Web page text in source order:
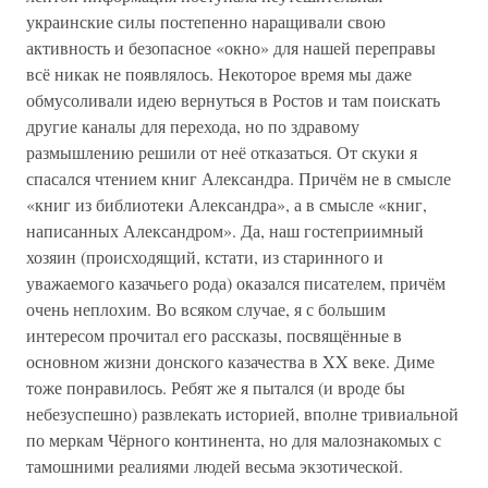
украинские силы постепенно наращивали свою
активность и безопасное «окно» для нашей переправы
всё никак не появлялось. Некоторое время мы даже
обмусоливали идею вернуться в Ростов и там поискать
другие каналы для перехода, но по здравому
размышлению решили от неё отказаться. От скуки я
спасался чтением книг Александра. Причём не в смысле
«книг из библиотеки Александра», а в смысле «книг,
написанных Александром». Да, наш гостеприимный
хозяин (происходящий, кстати, из старинного и
уважаемого казачьего рода) оказался писателем, причём
очень неплохим. Во всяком случае, я с большим
интересом прочитал его рассказы, посвящённые в
основном жизни донского казачества в XX веке. Диме
тоже понравилось. Ребят же я пытался (и вроде бы
небезуспешно) развлекать историей, вполне тривиальной
по меркам Чёрного континента, но для малознакомых с
тамошними реалиями людей весьма экзотической.